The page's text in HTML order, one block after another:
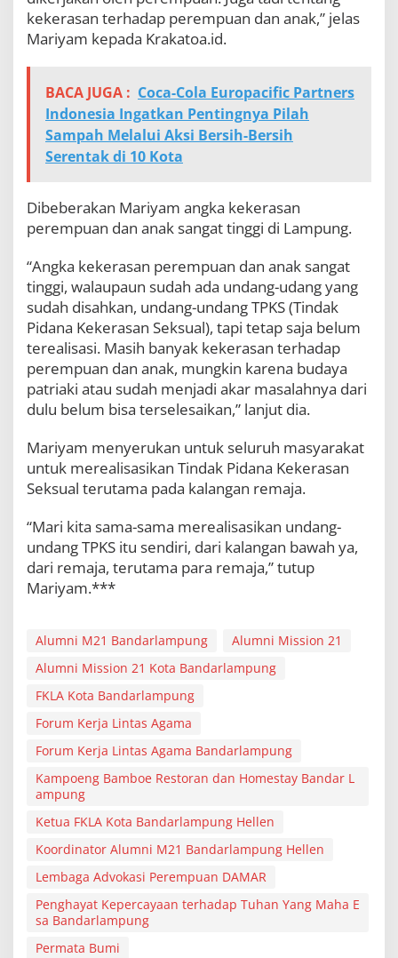
kekerasan terhadap perempuan dan anak,” jelas
Mariyam kepada Krakatoa.id.
BACA JUGA : Coca-Cola Europacific Partners
Indonesia Ingatkan Pentingnya Pilah
Sampah Melalui Aksi Bersih-Bersih
Serentak di 10 Kota
Dibeberakan Mariyam angka kekerasan
perempuan dan anak sangat tinggi di Lampung.
“Angka kekerasan perempuan dan anak sangat
tinggi, walaupaun sudah ada undang-udang yang
sudah disahkan, undang-undang TPKS (Tindak
Pidana Kekerasan Seksual), tapi tetap saja belum
terealisasi. Masih banyak kekerasan terhadap
perempuan dan anak, mungkin karena budaya
patriaki atau sudah menjadi akar masalahnya dari
dulu belum bisa terselesaikan,” lanjut dia.
Mariyam menyerukan untuk seluruh masyarakat
untuk merealisasikan Tindak Pidana Kekerasan
Seksual terutama pada kalangan remaja.
“Mari kita sama-sama merealisasikan undang-
undang TPKS itu sendiri, dari kalangan bawah ya,
dari remaja, terutama para remaja,” tutup
Mariyam.***
Alumni M21 Bandarlampung
Alumni Mission 21
Alumni Mission 21 Kota Bandarlampung
FKLA Kota Bandarlampung
Forum Kerja Lintas Agama
Forum Kerja Lintas Agama Bandarlampung
Kampoeng Bamboe Restoran dan Homestay Bandar L
ampung
Ketua FKLA Kota Bandarlampung Hellen
Koordinator Alumni M21 Bandarlampung Hellen
Lembaga Advokasi Perempuan DAMAR
Penghayat Kepercayaan terhadap Tuhan Yang Maha E
sa Bandarlampung
Permata Bumi